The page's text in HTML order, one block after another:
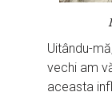
Uitându-
vechi am
aceasta